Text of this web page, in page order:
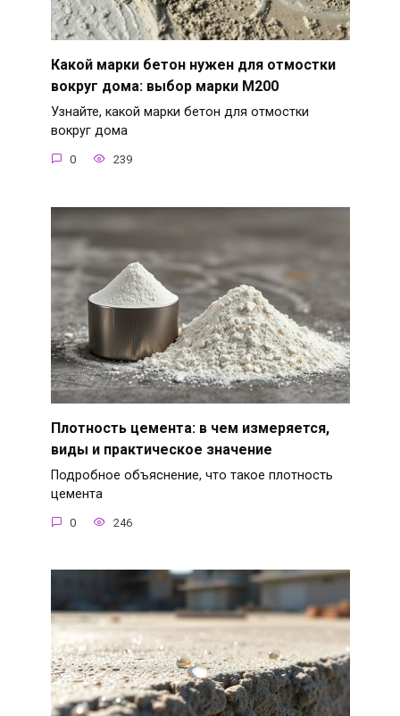
Какой марки бетон нужен для отмостки
вокруг дома: выбор марки М200
Узнайте, какой марки бетон для отмостки
вокруг дома
0 239
Плотность цемента: в чем измеряется,
виды и практическое значение
Подробное объяснение, что такое плотность
цемента
0 246